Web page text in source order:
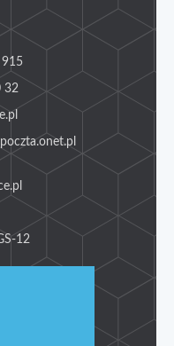
32
12